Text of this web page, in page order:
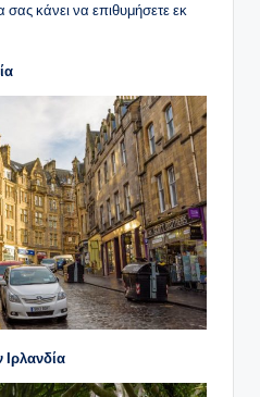
κάνει να επιθυμήσετε εκ